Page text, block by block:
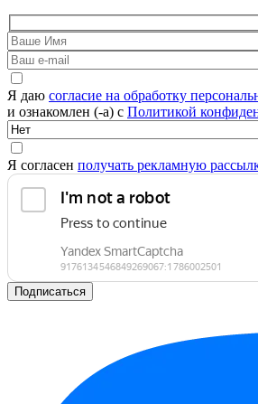
Я даю согласие на обработку
и ознакомлен (-а) с Политикой
Я согласен получать рекламную